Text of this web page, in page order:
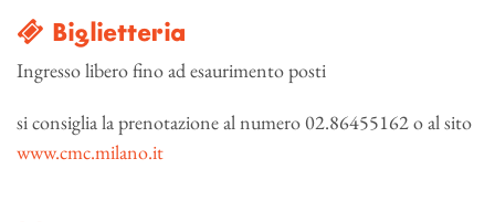
Biglietteria
Ingresso libero fino ad esaurimento posti
si consiglia la prenotazione al numero 02.86455162 o al sito
www.cmc.milano.it